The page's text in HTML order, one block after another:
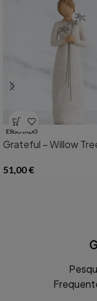
ESGOTADO
Grateful – Willow
51,00€